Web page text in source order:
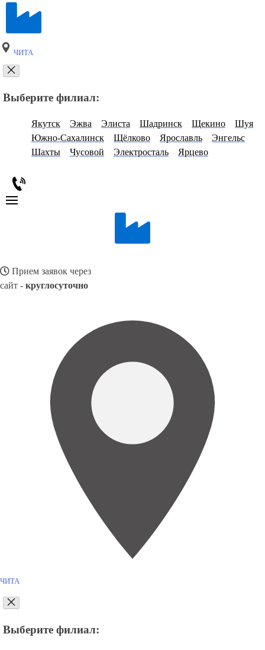
ЧИТА
Выберите филиал:
Якутск Эжва Элиста Шадринск Щекино
Шуя
Южно-Сахалинск
Щёлково Ярославль
Энгельс
Шахты
Чусовой Электросталь Ярцево
Прием заявок через
сайт - круглосуточно
ЧИТА
Выберите филиал: